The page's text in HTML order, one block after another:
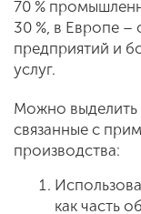
70 %
30 %, в Европе
предприятий и
услуг.
Можно
связанные с
производства:
как часть